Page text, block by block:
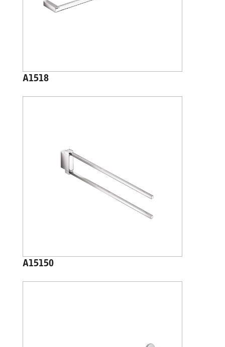
A1518
A15150